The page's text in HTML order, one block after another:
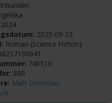
Inbunden
2024
2025-09-23
Roman (Science Fiction)
740510
880
Matt Dinniman